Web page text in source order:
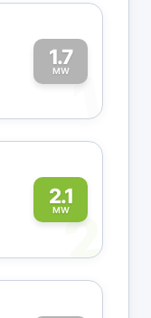
1.7
MW1
2.1
MW2